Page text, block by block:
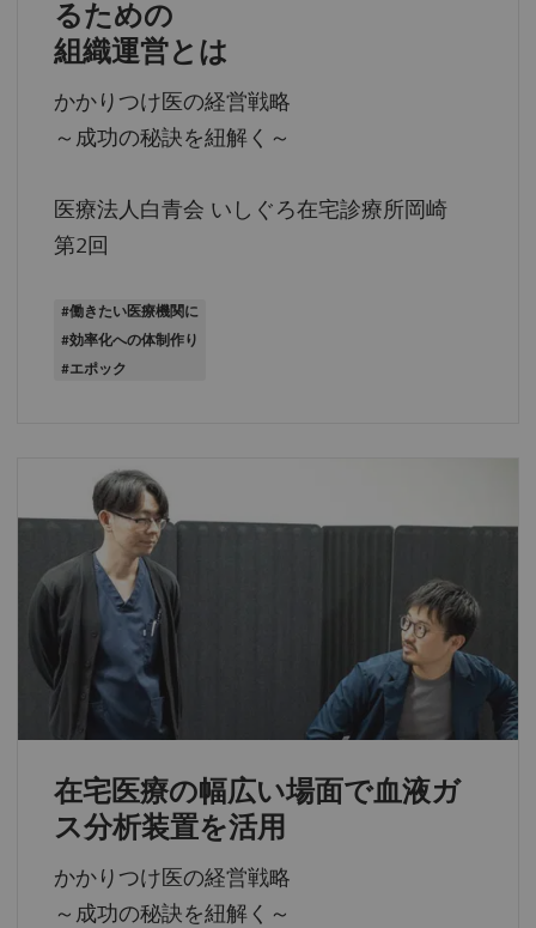
るための
組織運営とは
かかりつけ医の経営戦略
～成功の秘訣を紐解く～
医療法人白青会 いしぐろ在宅診療所岡崎
第2回
#働きたい医療機関に
#効率化への体制作り
#エポック
在宅医療の幅広い場面で血液ガ
ス分析装置を活用
かかりつけ医の経営戦略
～成功の秘訣を紐解く～